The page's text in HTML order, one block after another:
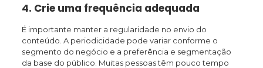
4. Crie uma frequência adequada
É importante manter a regularidade no envio do
conteúdo. A periodicidade pode variar conforme o
segmento do negócio e a preferência e segmentação
da base do público. Muitas pessoas têm pouco tempo